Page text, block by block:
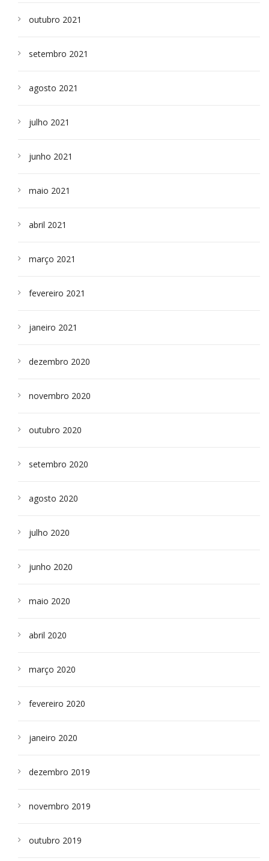
outubro 2021
setembro 2021
agosto 2021
julho 2021
junho 2021
maio 2021
abril 2021
março 2021
fevereiro 2021
janeiro 2021
dezembro 2020
novembro 2020
outubro 2020
setembro 2020
agosto 2020
julho 2020
junho 2020
maio 2020
abril 2020
março 2020
fevereiro 2020
janeiro 2020
dezembro 2019
novembro 2019
outubro 2019